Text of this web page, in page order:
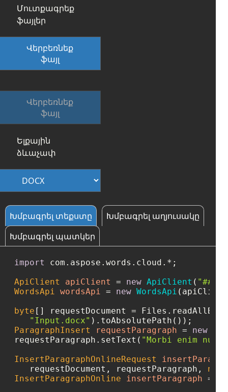
Մուտքագրեք
ֆայլեր
Վերբեռնեք
ֆայլ
Վերբեռնեք
ֆայլ
Ելքային
ձևաչափ
Խմբագրել տեքստը
Խմբագրել աղյուսակը
Խմբագրել պատկեր
import
com.aspose.words.cloud.*;
ApiClient
apiClient = new ApiClient (
WordsApi wordsApi = new WordsApi
byte [] requestDocument =
"Input.docx"
ParagraphInsert
requestParagraph = new
requestParagraph.setText( "Morbi enim
InsertParagraphOnlineRequest
   requestDocument, requestParagraph,
null
InsertParagraphOnline
insertParagraph =